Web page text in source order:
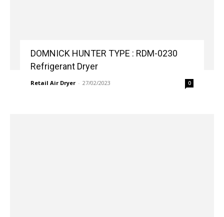
DOMNICK HUNTER TYPE : RDM-0230
Refrigerant Dryer
Retail Air Dryer - 27/02/2023 0